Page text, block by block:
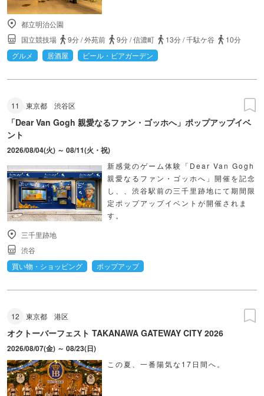
都立明治公園
国立競技場
9分/外苑前 9分/信濃町 13分/千駄ケ谷
10分
グルメ
居酒屋 ビール・ビアガーデン
11 東京都 渋谷区
「Dear Van Gogh 親愛なるファン・ゴッホへ」ポップアップイベ
ント
2026/08/04(火) ～ 08/11(火・祝)
新感覚のゲーム体験「Dear Van Gogh
親愛なるファン・ゴッホへ」開催を記念
し、、渋谷駅前の三千里跡地にて期間限
定ポップアップイベントが開催されま
す。
三千里跡地
渋谷
買い物・ショッピング
ポップアップ
12 東京都 港区
オクトーバーフェスト TAKANAWA GATEWAY CITY 2026
2026/08/07(金) ～ 08/23(日)
この夏、一番陽気な17日間へ。